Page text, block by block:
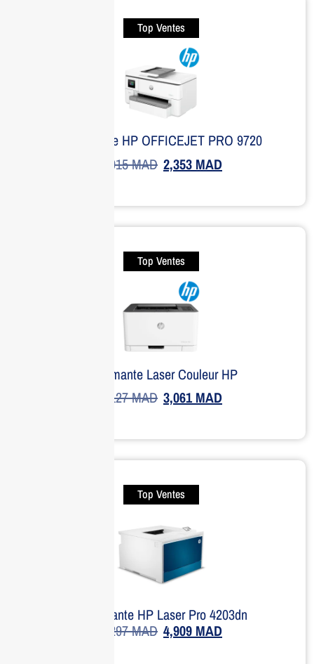
Top Ventes
Imprimante HP OFFICEJET PRO 9720
2,915MAD 2,353 MAD
Top Ventes
Imprimante Laser Couleur HP
4,127MAD 3,061MAD
Top Ventes
Imprimante HP Laser Pro 4203dn
7,297MAD 4,909 MAD